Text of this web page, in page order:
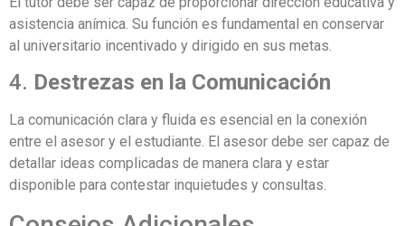
asistencia anímica. Su función es fundamental en conservar
al universitario incentivado y dirigido en sus metas.
4. Destrezas en la Comunicación
La comunicación clara y fluida es esencial en la conexión
entre el asesor y el estudiante. El asesor debe ser capaz de
detallar ideas complicadas de manera clara y estar
disponible para contestar inquietudes y consultas.